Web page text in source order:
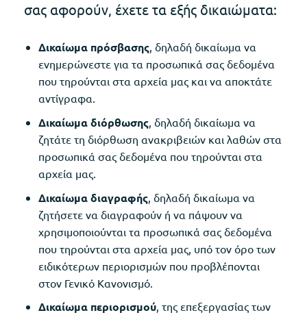
σας αφορούν, έχετε τα εξής δικαιώματα:
Δικαίωμα πρόσβασης, δηλαδή δικαίωμα να
ενημερώνεστε για τα προσωπικά σας δεδομένα
που τηρούνται στα αρχεία μας και να αποκτάτε
αντίγραφα.
Δικαίωμα διόρθωσης, δηλαδή δικαίωμα να
ζητάτε τη διόρθωση ανακριβειών και λαθών στα
προσωπικά σας δεδομένα που τηρούνται στα
αρχεία μας.
Δικαίωμα διαγραφής, δηλαδή δικαίωμα να
ζητήσετε να διαγραφούν ή να πάψουν να
χρησιμοποιούνται τα προσωπικά σας δεδομένα
που τηρούνται στα αρχεία μας, υπό τον όρο των
ειδικότερων περιορισμών που προβλέπονται
στον Γενικό Κανονισμό.
Δικαίωμα περιορισμού, της επεξεργασίας των